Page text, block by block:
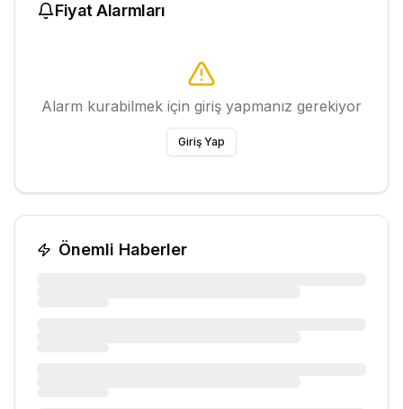
Fiyat Alarmları
Alarm kurabilmek için giriş yapmanız gerekiyor
Giriş Yap
Önemli Haberler